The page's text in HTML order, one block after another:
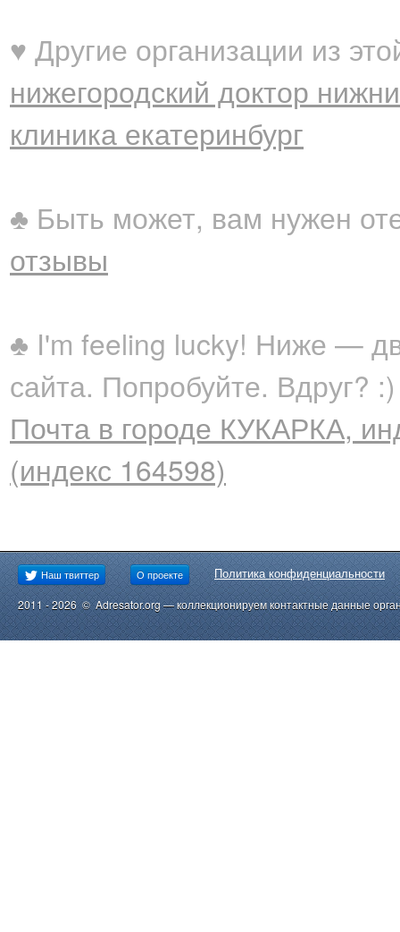
♥ Другие организации из
нижегородский доктор
клиника екатеринбург
♣ Быть может, вам нужен
отзывы
♣ I'm feeling lucky! Ниже —
сайта. Попробуйте. Вдруг? :)
Почта в городе КУКАРКА,
(индекс 164598)
Наш твиттер О проекте Политика конфиденциальности
2011 - 2026 © Adresator.org — коллекционируем контактные данные